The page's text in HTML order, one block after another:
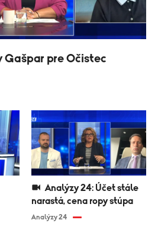
narastá, cena ropy stúpa
Analýzy 24
Gašpar pre Očistec